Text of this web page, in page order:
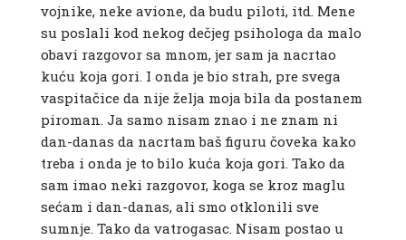
vojnike, neke avione, da budu piloti, itd. Mene
su poslali kod nekog dečjeg psihologa da malo
obavi razgovor sa mnom, jer sam ja nacrtao
kuću koja gori. I onda je bio strah, pre svega
vaspitačice da nije želja moja bila da postanem
piroman. Ja samo nisam znao i ne znam ni
dan-danas da nacrtam baš figuru čoveka kako
treba i onda je to bilo kuća koja gori. Tako da
sam imao neki razgovor, koga se kroz maglu
sećam i dan-danas, ali smo otklonili sve
sumnje. Tako da vatrogasac. Nisam postao u